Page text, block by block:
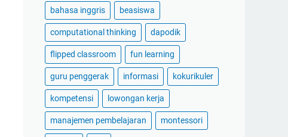
bahasa inggris beasiswa
computational thinking dapodik
flipped classroom fun learning
guru penggerak informasi kokurikuler
kompetensi lowongan kerja
manajemen pembelajaran montessori